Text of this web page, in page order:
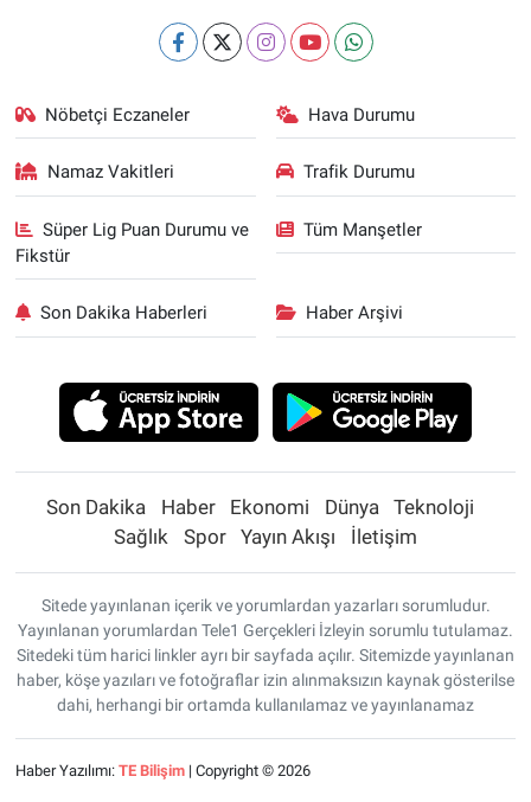
Nöbetçi Eczaneler Hava Durumu
Namaz Vakitleri Trafik Durumu
Süper Lig Puan Durumu ve
Fikstür
Tüm Manşetler
Son Dakika Haberleri Haber Arşivi
Son Dakika Haber Ekonomi Dünya
Teknoloji
Sağlık
Spor Yayın Akışı İletişim
Sitede yayınlanan içerik ve yorumlardan yazarları sorumludur.
Yayınlanan yorumlardan Tele1 Gerçekleri İzleyin sorumlu tutulamaz.
Sitedeki tüm harici linkler ayrı bir sayfada açılır. Sitemizde yayınlanan
haber, köşe yazıları ve fotoğraflar izin alınmaksızın kaynak gösterilse
dahi, herhangi bir ortamda kullanılamaz ve yayınlanamaz
Haber Yazılımı: TE Bilişim| Copyright © 2026